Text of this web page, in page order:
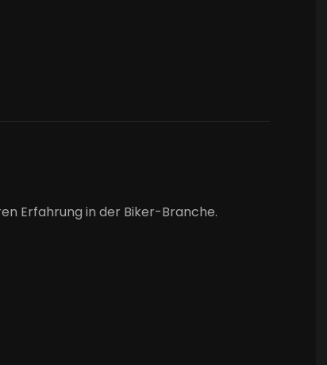
Erfahrung in der Biker-Branche.